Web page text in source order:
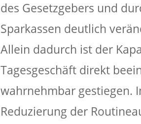
des Gesetzgebers und
Sparkassen deutlich
Allein dadurch ist der
Tagesgeschäft direkt
wahrnehmbar gestiegen.
Reduzierung der